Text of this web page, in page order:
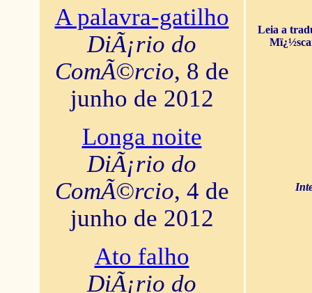
A palavra-gatilho
DiÃ¡rio do
ComÃ©rcio, 8 de
junho de 2012
Longa noite
DiÃ¡rio do
ComÃ©rcio, 4 de
junho de 2012
Ato falho
DiÃ¡rio do
Leia a